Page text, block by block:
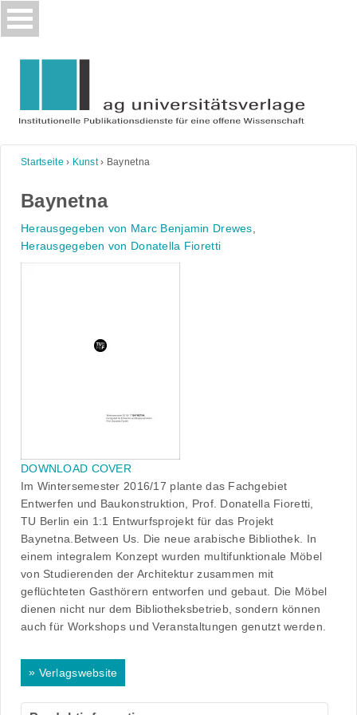
Skip
to
Startseite › Kunst› Baynetna
Baynetna
Herausgegeben von Marc Benjamin Drewes,
Herausgegeben von Donatella Fioretti
DOWNLOAD COVER
Im Wintersemester 2016/17 plante das Fachgebiet
Entwerfen und Baukonstruktion, Prof. Donatella Fioretti,
TU Berlin ein 1:1 Entwurfsprojekt für das Projekt
Baynetna.Between Us. Die neue arabische Bibliothek. In
einem integralem Konzept wurden multifunktionale Möbel
von Studierenden der Architektur zusammen mit
geflüchteten Gasthörern entworfen und gebaut. Die Möbel
dienen nicht nur dem Bibliotheksbetrieb, sondern können
auch für Workshops und Veranstaltungen genutzt werden.
» Verlagswebsite